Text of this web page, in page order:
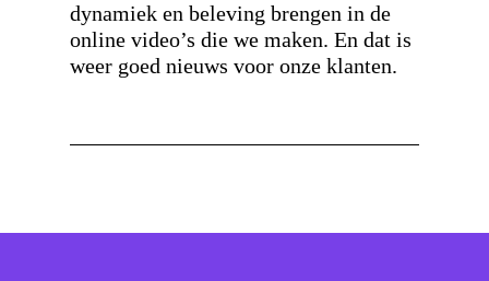
dynamiek en beleving brengen in de
online video’s die we maken. En dat is
weer goed nieuws voor onze klanten.